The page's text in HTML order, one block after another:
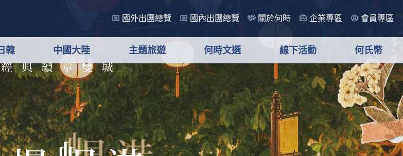
國外出團總覽 國內出團總覽 關於何時 企業專區 會員專區
韓 中國大陸 主題旅遊 何時文選 線下活動 何氏幣